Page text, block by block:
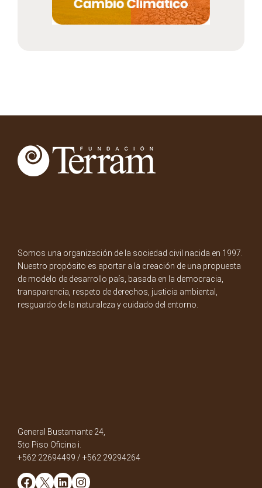
Somos una organización de la sociedad civil nacida en 1997.
Nuestro propósito es aportar a la creación de una propuesta
de modelo de desarrollo país, basada en la democracia,
transparencia, respeto de derechos, justicia ambiental,
resguardo de la naturaleza y cuidado del entorno.
General Bustamante 24,
5to Piso Oficina i.
+562 22694499 / +562 29294264